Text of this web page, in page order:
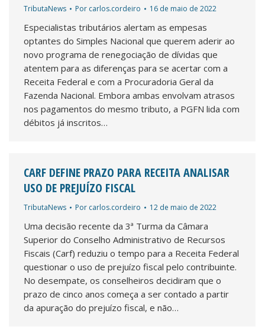
TributaNews Por carlos.cordeiro 16 de maio de 2022
Especialistas tributários alertam as empesas
optantes do Simples Nacional que querem aderir ao
novo programa de renegociação de dívidas que
atentem para as diferenças para se acertar com a
Receita Federal e com a Procuradoria Geral da
Fazenda Nacional. Embora ambas envolvam atrasos
nos pagamentos do mesmo tributo, a PGFN lida com
débitos já inscritos…
CARF DEFINE PRAZO PARA RECEITA ANALISAR
USO DE PREJUÍZO FISCAL
TributaNews Por carlos.cordeiro 12 de maio de 2022
Uma decisão recente da 3ª Turma da Câmara
Superior do Conselho Administrativo de Recursos
Fiscais (Carf) reduziu o tempo para a Receita Federal
questionar o uso de prejuízo fiscal pelo contribuinte.
No desempate, os conselheiros decidiram que o
prazo de cinco anos começa a ser contado a partir
da apuração do prejuízo fiscal, e não…